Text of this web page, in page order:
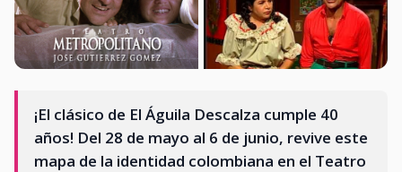
¡El clásico de El Águila Descalza cumple 40
años! Del 28 de mayo al 6 de junio, revive este
mapa de la identidad colombiana en el Teatro